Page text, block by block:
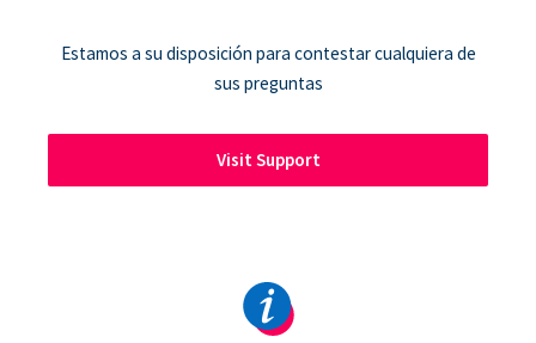
Estamos a su disposición para contestar cualquiera de
sus preguntas
Visit Support